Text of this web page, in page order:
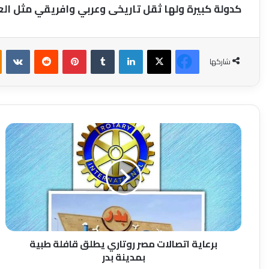
كدولة كبيرة ولها ثقل تاريخى وعربي وافريقي مثل
شاركها
فيسبوك‫X لينكدإن بينتيريست
برعاية
اتصالات
مصر
روتاري
يطلق
قافلة
طبية
بمدينة
بدر
برعاية اتصالات مصر روتاري يطلق قافلة طبية
بمدينة بدر